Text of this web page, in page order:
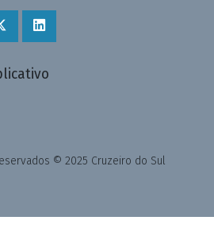
© 2025 Cruzeiro do Sul